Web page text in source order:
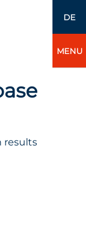
DE
MENU
results